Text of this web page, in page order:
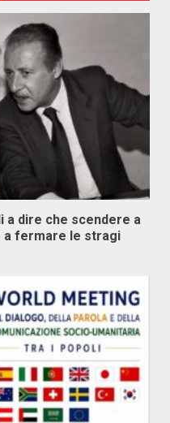
a dire che scendere a
a fermare le stragi